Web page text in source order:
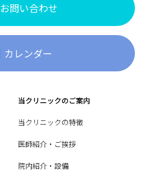
お問い合わせ
カレンダー
当クリニックのご案内
当クリニックの特徴
医師紹介・ご挨拶
院内紹介・設備